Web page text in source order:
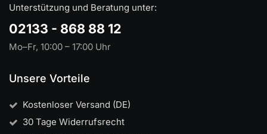
Unterstützung und Beratung unter:
02133 - 868 88 12
Mo–Fr, 10:00 – 17:00 Uhr
Unsere Vorteile
Kostenloser Versand (DE)
30 Tage Widerrufsrecht